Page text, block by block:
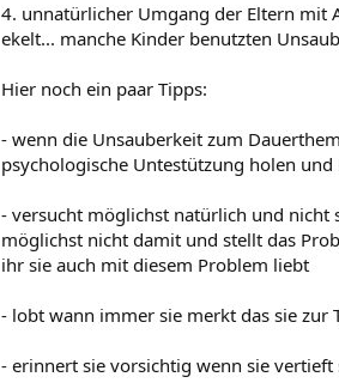
4. unnatürlicher Umgang der Eltern mit
ekelt... manche Kinder benutzten
Hier noch ein paar Tipps:
- wenn die Unsauberkeit zum
psychologische Untestützung holen
- versucht möglichst natürlich und nicht
möglichst nicht damit und stellt das
ihr sie auch mit diesem Problem liebt
- lobt wann immer sie merkt das sie zur
- erinnert sie vorsichtig wenn sie